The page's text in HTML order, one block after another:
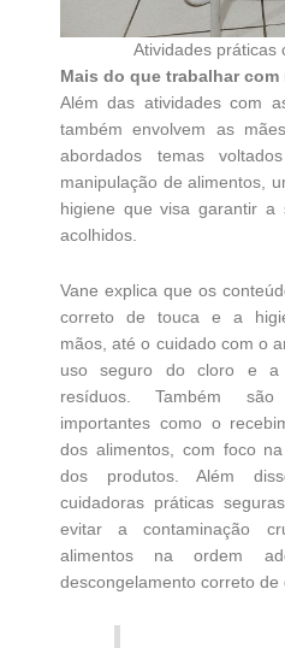
Atividades práticas
Mais do que trabalhar com
Além das atividades com
também envolvem as
abordados temas
manipulação de alimentos,
higiene que visa garantir a
acolhidos.
Vane explica que os
correto de touca e a
mãos, até o cuidado com o
uso seguro do cloro e a
resíduos. Também são
importantes como o
dos alimentos, com foco
dos produtos. Além
cuidadoras práticas
evitar a contaminação
alimentos na ordem
descongelamento correto de